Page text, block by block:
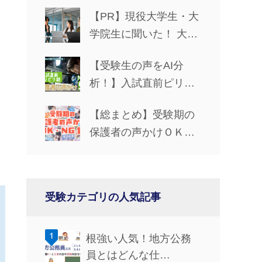
【PR】現役大学生・大
学院生に聞いた！ 大学
の選び方
【受験生の声をAI分
析！】入試直前ピリピ
NG5
【総まとめ】受験期の
保護者の声かけＯＫ・
受験カテゴリの人気記事
根強い人気！地方公務
員とはどんな仕…